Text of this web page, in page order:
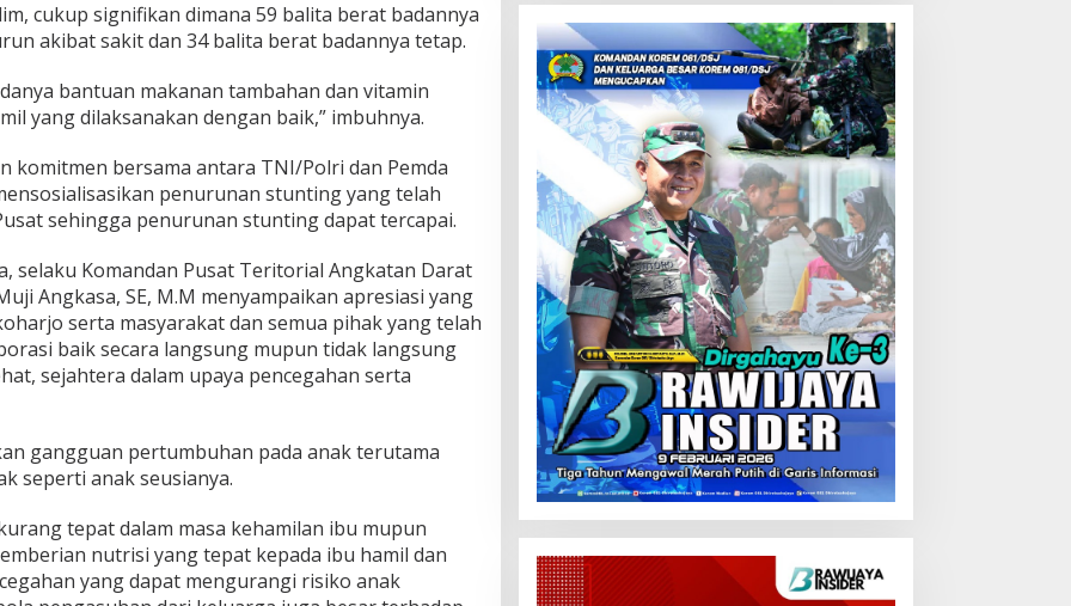
cukup signifikan dimana 59 balita berat badannya
akibat sakit dan 34 balita berat badannya tetap.
bantuan makanan tambahan dan vitamin
yang dilaksanakan dengan baik,” imbuhnya.
komitmen bersama antara TNI/Polri dan Pemda
penurunan stunting yang telah
sehingga penurunan stunting dapat tercapai.
selaku Komandan Pusat Teritorial Angkatan Darat
Angkasa, SE, M.M menyampaikan apresiasi yang
serta masyarakat dan semua pihak yang telah
baik secara langsung mupun tidak langsung
sejahtera dalam upaya pencegahan serta
gangguan pertumbuhan pada anak terutama
seperti anak seusianya.
tepat dalam masa kehamilan ibu mupun
nutrisi yang tepat kepada ibu hamil dan
yang dapat mengurangi risiko anak